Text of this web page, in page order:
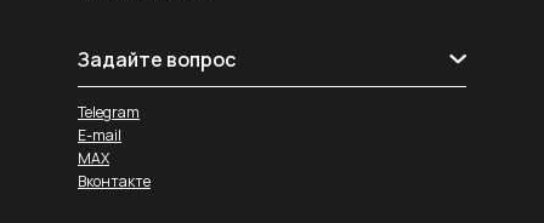
Задайте вопрос
Telegram
E-mail
MAX
Вконтакте